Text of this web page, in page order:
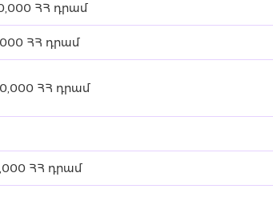
ՀՀ դրամ
ՀՀ դրամ
ՀՀ դրամ
ՀՀ դրամ